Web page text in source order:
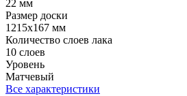
22 мм
Размер доски
1215х167 мм
Количество слоев лака
10 слоев
Уровень
Матчевый
Все характеристики